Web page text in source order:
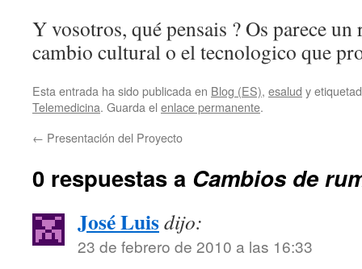
Y vosotros, qué pensais ? Os parece
cambio cultural o el tecnologico que
Esta entrada ha sido publicada en Blog (ES), esalud y
Telemedicina. Guarda el enlace permanente.
← Presentación del Proyecto
0 respuestas a Cambios de
José Luisdijo:
23 de febrero de 2010 a las 16:33